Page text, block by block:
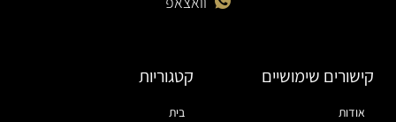
קישורים שימושיים
אודות
קטגוריות
בית